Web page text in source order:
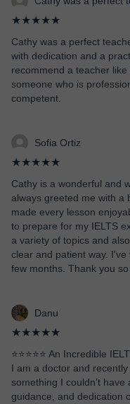
★★★★★
Cathy was a perfect
with dedication and a
recommend a teacher
someone who is
competent.
Sofia Ortiz
★★★★★
Cathy is a wonderful and
always greeted me with a
made every lesson
to prepare for my IELTS
a variety of topics and
clear and patient way.
few months. Thank you
Danu
★★★★★
⭐️⭐️⭐️⭐️⭐️ An Incredible
I am a doctor and
something I couldn’t
guidance, and dedication